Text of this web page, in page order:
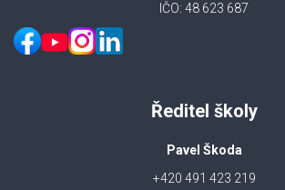
IČO: 48 623 687
Ředitel školy
Pavel Škoda
+420 491 423 219